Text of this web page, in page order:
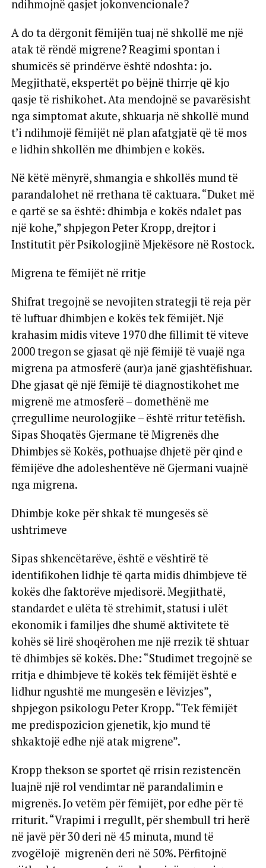
ndihmojnë qasjet jokonvencionale?
A do ta dërgonit fëmijën tuaj në shkollë me një
atak të rëndë migrene? Reagimi spontan i
shumicës së prindërve është ndoshta: jo.
Megjithatë, ekspertët po bëjnë thirrje që kjo
qasje të rishikohet. Ata mendojnë se pavarësisht
nga simptomat akute, shkuarja në shkollë mund
t’i ndihmojë fëmijët në plan afatgjatë që të mos
e lidhin shkollën me dhimbjen e kokës.
Në këtë mënyrë, shmangia e shkollës mund të
parandalohet në rrethana të caktuara. “Duket më
e qartë se sa është: dhimbja e kokës ndalet pas
një kohe,” shpjegon Peter Kropp, drejtor i
Institutit për Psikologjinë Mjekësore në Rostock.
Migrena te fëmijët në rritje
Shifrat tregojnë se nevojiten strategji të reja për
të luftuar dhimbjen e kokës tek fëmijët. Një
krahasim midis viteve 1970 dhe fillimit të viteve
2000 tregon se gjasat që një fëmijë të vuajë nga
migrena pa atmosferë (aur)a janë gjashtëfishuar.
Dhe gjasat që një fëmijë të diagnostikohet me
migrenë me atmosferë – domethënë me
çrregullime neurologjike – është rritur tetëfish.
Sipas Shoqatës Gjermane të Migrenës dhe
Dhimbjes së Kokës, pothuajse dhjetë për qind e
fëmijëve dhe adoleshentëve në Gjermani vuajnë
nga migrena.
Dhimbje koke për shkak të mungesës së
ushtrimeve
Sipas shkencëtarëve, është e vështirë të
identifikohen lidhje të qarta midis dhimbjeve të
kokës dhe faktorëve mjedisorë. Megjithatë,
standardet e ulëta të strehimit, statusi i ulët
ekonomik i familjes dhe shumë aktivitete të
kohës së lirë shoqërohen me një rrezik të shtuar
të dhimbjes së kokës. Dhe: “Studimet tregojnë se
rritja e dhimbjeve të kokës tek fëmijët është e
lidhur ngushtë me mungesën e lëvizjes”,
shpjegon psikologu Peter Kropp. “Tek fëmijët
me predispozicion gjenetik, kjo mund të
shkaktojë edhe një atak migrene”.
Kropp thekson se sportet që rrisin rezistencën
luajnë një rol vendimtar në parandalimin e
migrenës. Jo vetëm për fëmijët, por edhe për të
rriturit. “Vrapimi i rregullt, për shembull tri herë
në javë për 30 deri në 45 minuta, mund të
zvogëlojë migrenën deri në 50%. Përfitojnë